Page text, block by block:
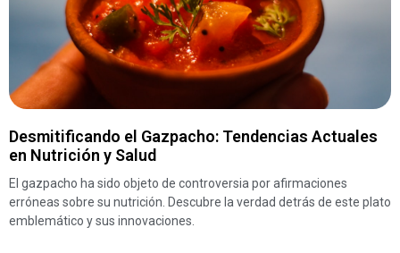
Desmitificando el Gazpacho: Tendencias Actuales
en Nutrición y Salud
El gazpacho ha sido objeto de controversia por afirmaciones
erróneas sobre su nutrición. Descubre la verdad detrás de este plato
emblemático y sus innovaciones.